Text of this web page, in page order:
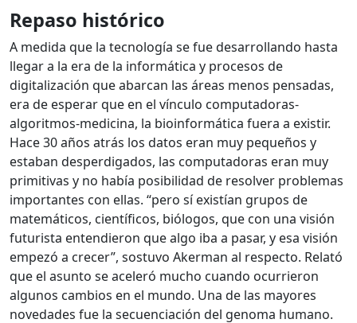
Repaso histórico
A medida que la tecnología se fue desarrollando hasta
llegar a la era de la informática y procesos de
digitalización que abarcan las áreas menos pensadas,
era de esperar que en el vínculo computadoras-
algoritmos-medicina, la bioinformática fuera a existir.
Hace 30 años atrás los datos eran muy pequeños y
estaban desperdigados, las computadoras eran muy
primitivas y no había posibilidad de resolver problemas
importantes con ellas. “pero sí existían grupos de
matemáticos, científicos, biólogos, que con una visión
futurista entendieron que algo iba a pasar, y esa visión
empezó a crecer”, sostuvo Akerman al respecto. Relató
que el asunto se aceleró mucho cuando ocurrieron
algunos cambios en el mundo. Una de las mayores
novedades fue la secuenciación del genoma humano.